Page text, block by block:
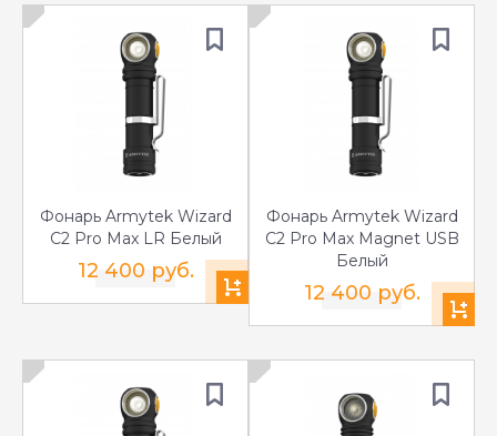
Фонарь Armytek Wizard
C2 Pro Max LR Белый
12 400 руб.
Фонарь Armytek Wizard
C2 Pro Max Magnet USB
Белый
12 400 руб.